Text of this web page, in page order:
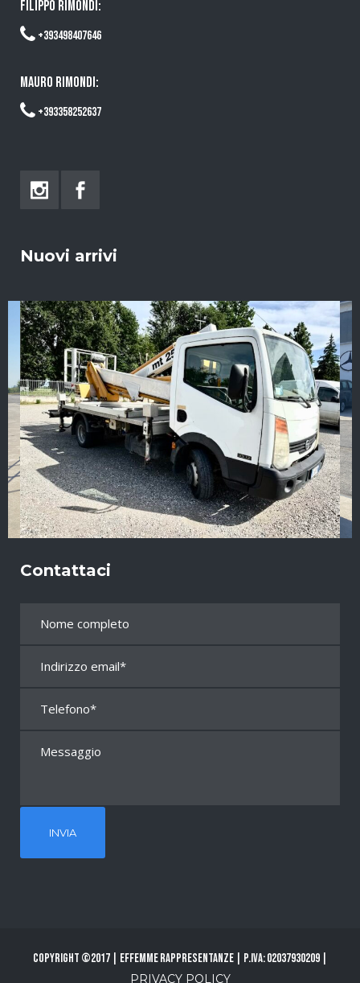
FILIPPO RIMONDI:
+393498407646
MAURO RIMONDI:
+393358252637
Nuovi arrivi
Contattaci
Copyright ©2017 | Effemme Rappresentanze | P.Iva: 02037930209 |
PRIVACY POLICY